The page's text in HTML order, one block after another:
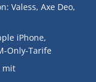
Valess, Axe Deo,
iPhone,
Only-Tarife
mit